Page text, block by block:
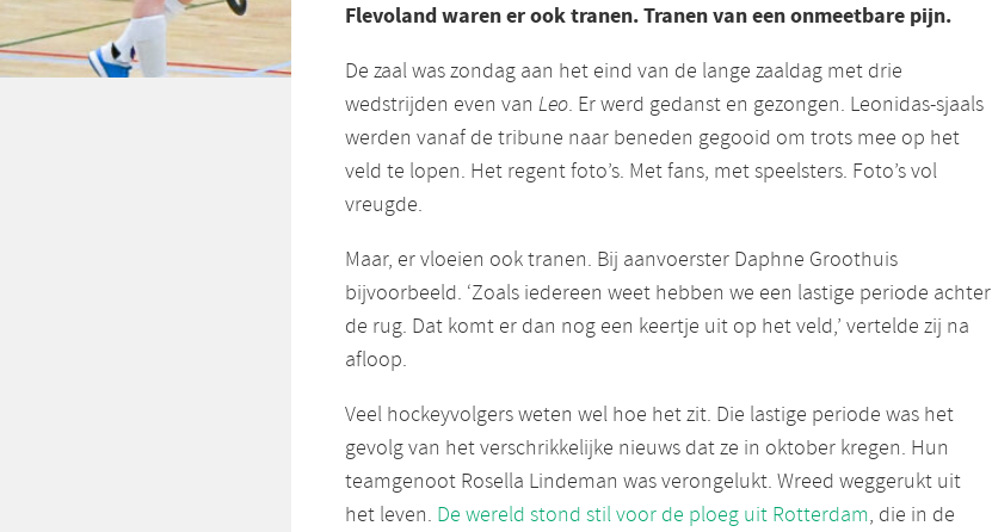
Flevoland waren er ook tranen. Tranen van een onmeetbare pijn.
De zaal was zondag aan het eind van de lange zaaldag met drie
wedstrijden even van Leo. Er werd gedanst en gezongen. Leonidas-sjaals
werden vanaf de tribune naar beneden gegooid om trots mee op het
veld te lopen. Het regent foto’s. Met fans, met speelsters. Foto’s vol
vreugde.
Maar, er vloeien ook tranen. Bij aanvoerster Daphne Groothuis
bijvoorbeeld. ‘Zoals iedereen weet hebben we een lastige periode achter
de rug. Dat komt er dan nog een keertje uit op het veld,’ vertelde zij na
afloop.
Veel hockeyvolgers weten wel hoe het zit. Die lastige periode was het
gevolg van het verschrikkelijke nieuws dat ze in oktober kregen. Hun
teamgenoot Rosella Lindeman was verongelukt. Wreed weggerukt uit
het leven. De wereld stond stil voor de ploeg uit Rotterdam, die in de